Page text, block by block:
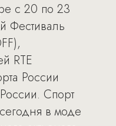
с 20 по 23
Фестиваль
RTE
России
Спорт
в моде